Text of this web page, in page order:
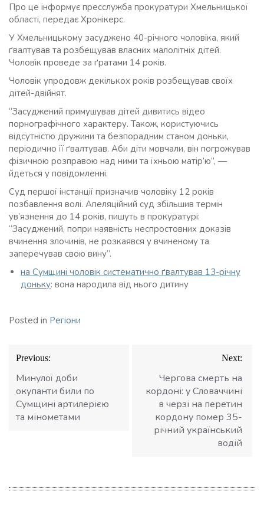
Про це інформує пресслужба прокуратури Хмельницької
області, передає Хронікерс.
У Хмельницькому засуджено 40-річного чоловіка, який
ґвалтував та розбещував власних малолітніх дітей.
Чоловік проведе за ґратами 14 років.
Чоловік упродовж декількох років розбещував своїх
дітей-двійнят.
“Засуджений примушував дітей дивитись відео
порнографічного характеру. Також, користуючись
відсутністю дружини та безпорадним станом доньки,
періодично її ґвалтував. Аби діти мовчали, він погрожував
фізичною розправою над ними та їхньою матір’ю”, —
йдеться у повідомленні.
Суд першої інстанції призначив чоловіку 12 років
позбавлення волі. Апеляційний суд збільшив термін
ув’язнення до 14 років, пишуть в прокуратурі:
“Засуджений, попри наявність неспростовних доказів
вчинення злочинів, не розкаявся у вчиненому та
заперечував свою вину”.
на Сумщині чоловік систематично ґвалтував 13-річну
доньку: вона народила від нього дитину
Posted in Регіони
Навігація
записів
Previous:
Минулої доби
окупанти били по
Сумщині артилерією
та мінометами
Next:
Чергова смерть на
кордоні: у Словаччині
в черзі на перетин
кордону помер 35-
річний український
водій